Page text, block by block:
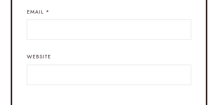
EMAIL *
WEBSITE